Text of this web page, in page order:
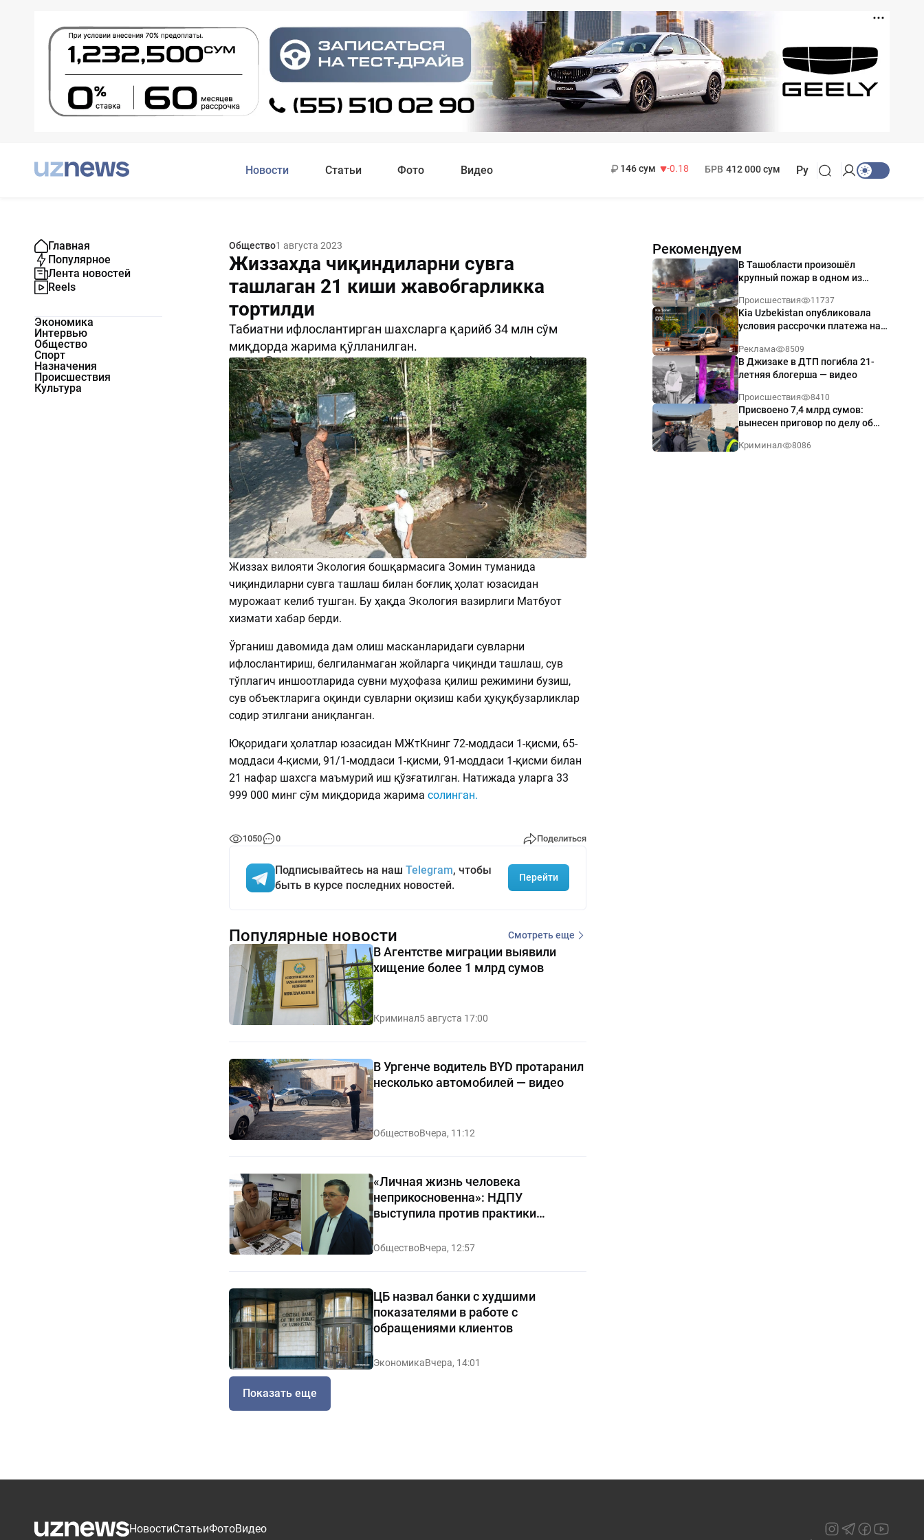
Новости Статьи Фото Видео
146 сум
-0.18
БРВ 412 000 сум Ру
Главная
Популярное
Лента новостей
Reels
Экономика
Интервью
Общество
Спорт
Назначения
Происшествия
Культура
Общество1 августа 2023
Жиззахда чиқиндиларни сувга
ташлаган 21 киши жавобгарликка
тортилди
Табиатни ифлослантирган шахсларга қарийб 34 млн сўм
миқдорда жарима қўлланилган.
1050 0 Поделиться
Жиззах вилояти Экология бошқармасига Зомин туманида
чиқиндиларни сувга ташлаш билан боғлиқ ҳолат юзасидан
мурожаат келиб тушган. Бу ҳақда Экология вазирлиги Матбуот
хизмати хабар берди.
Ўрганиш давомида дам олиш масканларидаги сувларни
ифлослантириш, белгиланмаган жойларга чиқинди ташлаш, сув
тўплагич иншоотларида сувни муҳофаза қилиш режимини бузиш,
сув объектларига оқинди сувларни оқизиш каби ҳуқуқбузарликлар
содир этилгани аниқланган.
Юқоридаги ҳолатлар юзасидан МЖтКнинг 72-моддаси 1-қисми, 65-
моддаси 4-қисми, 91/1-моддаси 1-қисми, 91-моддаси 1-қисми билан
21 нафар шахсга маъмурий иш қўзғатилган. Натижада уларга 33
999 000 минг сўм миқдорида жарима солинган.
1050 0 Поделиться
Подписывайтесь на наш Telegram, чтобы
быть в курсе последних новостей.
Перейти
Рекомендуем
В Ташобласти произошёл
крупный пожар в одном из
Происшествия 11737
Kia Uzbekistan опубликовала
условия рассрочки платежа на
годовых
Реклама 8509
В Джизаке в ДТП погибла 21-
летняя блогерша — видео
Происшествия 8410
Присвоено 7,4 млрд сумов:
вынесен приговор по делу об
Ташкенте
Криминал 8086
Популярные новости Смотреть еще
В Агентстве миграции выявили
хищение более 1 млрд сумов
Криминал5 августа 17:00
В Ургенче водитель BYD протаранил
несколько автомобилей — видео
ОбществоВчера, 11:12
«Личная жизнь человека
неприкосновенна»: НДПУ
выступила против практики
«позорных домов и махаллей»
ОбществоВчера, 12:57
ЦБ назвал банки с худшими
показателями в работе с
обращениями клиентов
ЭкономикаВчера, 14:01
Показать еще
НовостиСтатьиФотоВидео